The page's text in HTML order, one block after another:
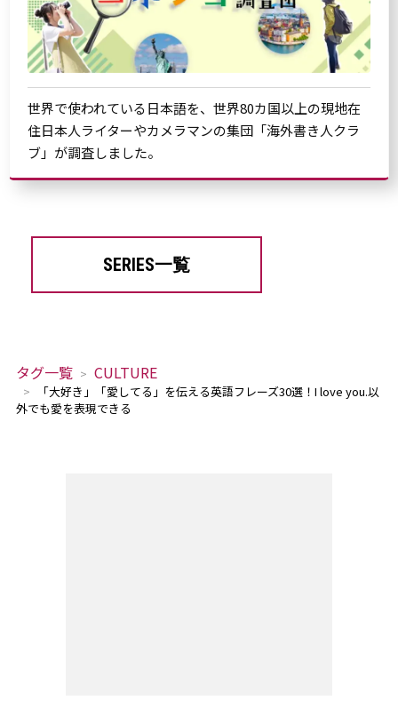
世界で使われている日本語を、世界80カ国以上の現地在
住日本人ライターやカメラマンの集団「海外書き人クラ
ブ」が調査しました。
SERIES一覧
タグ一覧 CULTURE
「大好き」「愛してる」を伝える英語フレーズ30選！I love you.以
外でも愛を表現できる